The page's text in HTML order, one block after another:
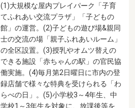
(1)大規模な屋内プレイパーク「子育
てふれあい交流プラザ」「子どもの
館」の運営。(2)子どもの遊び場&親同
士の交流の場「親子ふれあいルーム」
の全区設置。(3)授乳やオムツ替えの
できる施設「赤ちゃんの駅」の官民協
働実施。(4)毎月第2日曜日に市内の登
録店舗で様々な特典を受けられる「わ
らべの日」。(5)小学校3～4年生、中
学校1～3年生を対象に、放課後等を